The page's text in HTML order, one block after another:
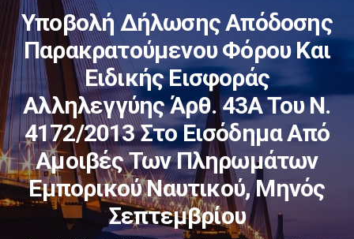
Υποβολή Δήλωσης Απόδοσης
Παρακρατούμενου Φόρου Και
Ειδικής Εισφοράς
Αλληλεγγύης Άρθ. 43Α Του Ν.
4172/2013 Στο Εισόδημα Από
Αμοιβές Των Πληρωμάτων
Εμπορικού Ναυτικού, Μηνός
Σεπτεμβρίου